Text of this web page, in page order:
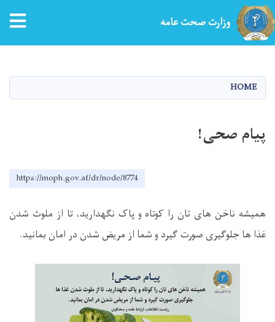
content
وزارت صحت عامه
HOME
پیام صحی!
https://moph.gov.af/dr/node/8774
همیشه ناخن های تان را کوتاه و پاک نگهدارید، تا از ملوث شدن
غذا ها جلوگیری صورت گیرد و شما از مریض شدن در امان بمانید.